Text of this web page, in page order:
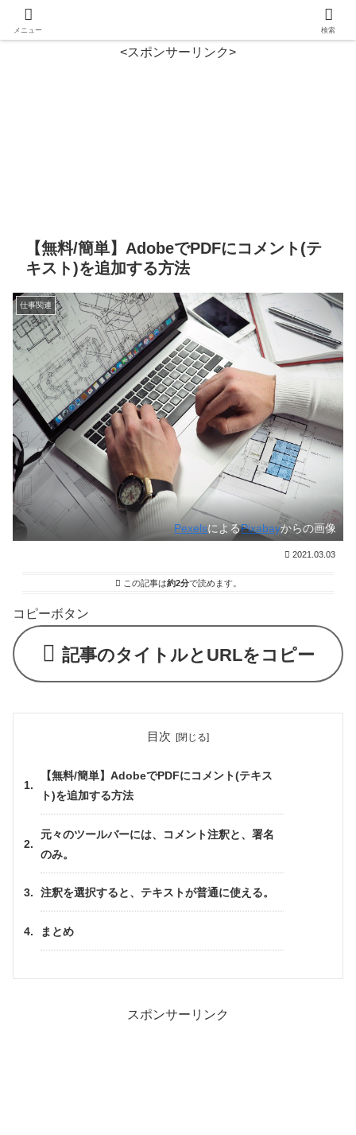
<スポンサーリンク>
【無料/簡単】AdobeでPDFにコメント(テ
キスト)を追加する方法
仕事関連
PexelsによるPixabayからの画像
2021.03.03
この記事は約2分で読めます。
コピーボタン
記事のタイトルとURLをコピー
目次
【無料/簡単】AdobeでPDFにコメント(テキス
ト)を追加する方法
元々のツールバーには、コメント注釈と、署名
のみ。
注釈を選択すると、テキストが普通に使える。
まとめ
スポンサーリンク
メニュー 検索